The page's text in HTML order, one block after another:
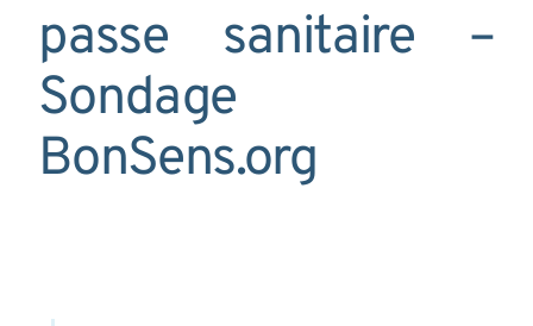
passe sanitaire –
Sondage
BonSens.org